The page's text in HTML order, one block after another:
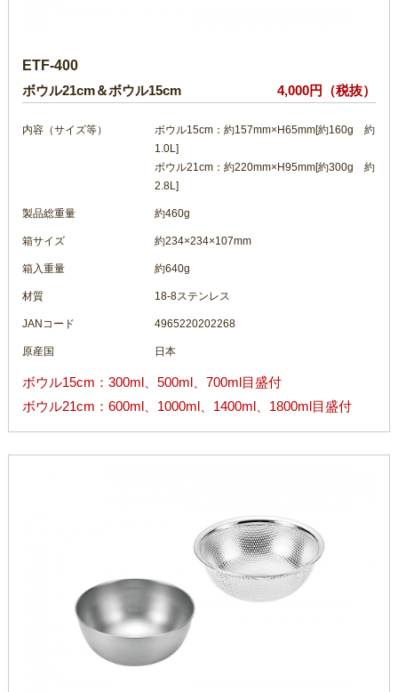
ETF-400
ボウル21cm＆ボウル15cm
4,000円（税抜）
内容（サイズ等）
ボウル15cm：約157mm×H65mm[約160g 約
1.0L]
ボウル21cm：約220mm×H95mm[約300g 約
2.8L]
製品総重量 約460g
箱サイズ 約234×234×107mm
箱入重量 約640g
材質 18-8ステンレス
JANコード 4965220202268
原産国 日本
ボウル15cm：300ml、500ml、700ml目盛付
ボウル21cm：600ml、1000ml、1400ml、1800ml目盛付